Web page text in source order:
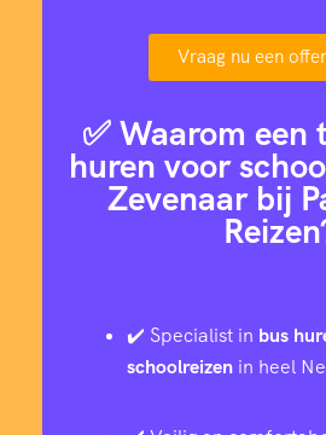
Vraag nu een
✅ Waarom een
huren voor
Zevenaar bij
✔️ Specialist in bus
schoolreizen in heel